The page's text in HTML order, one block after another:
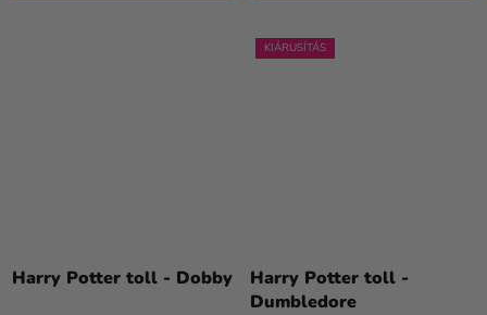
Harry Potter toll - Dobby
KIÁRUSÍTÁS
Harry Potter toll -
Dumbledore